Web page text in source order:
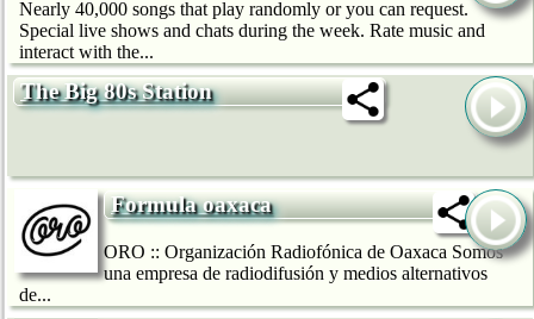
Nearly 40,000 songs that play randomly or you can request.
Special live shows and chats during the week. Rate music and
interact with the...
The Big 80s Station
Formula oaxaca
ORO :: Organización Radiofónica de Oaxaca Somos
una empresa de radiodifusión y medios alternativos
de...